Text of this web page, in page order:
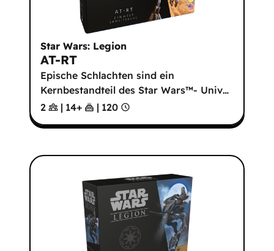
Star Wars: Legion
AT-RT
Epische Schlachten sind ein
Kernbestandteil des Star Wars™- Univ…
2
| 14+ | 120